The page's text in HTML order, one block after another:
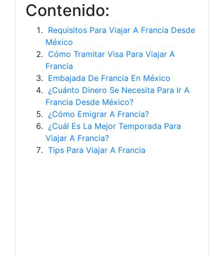
Contenido:
Requisitos Para Viajar A Francia Desde
México
Cómo Tramitar Visa Para Viajar A
Francia
Embajada De Francia En México
¿Cuánto Dinero Se Necesita Para Ir A
Francia Desde México?
¿Cómo Emigrar A Francia?
¿Cuál Es La Mejor Temporada Para
Viajar A Francia?
Tips Para Viajar A Francia